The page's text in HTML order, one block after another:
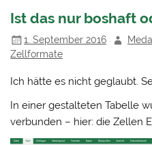
Ist das nur boshaft
1. September 2016
Zellformate
Ich hätte es nicht geglaubt.
In einer gestalteten Tabelle
verbunden – hier: die Zellen